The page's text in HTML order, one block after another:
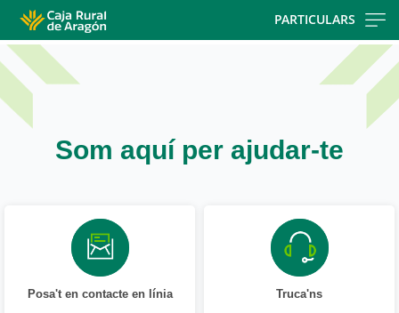
PARTICULARS
Cargando
contenido,
por
favor
espere...Som aquí per ajudar-te
Posa't en contacte en línia Truca'ns